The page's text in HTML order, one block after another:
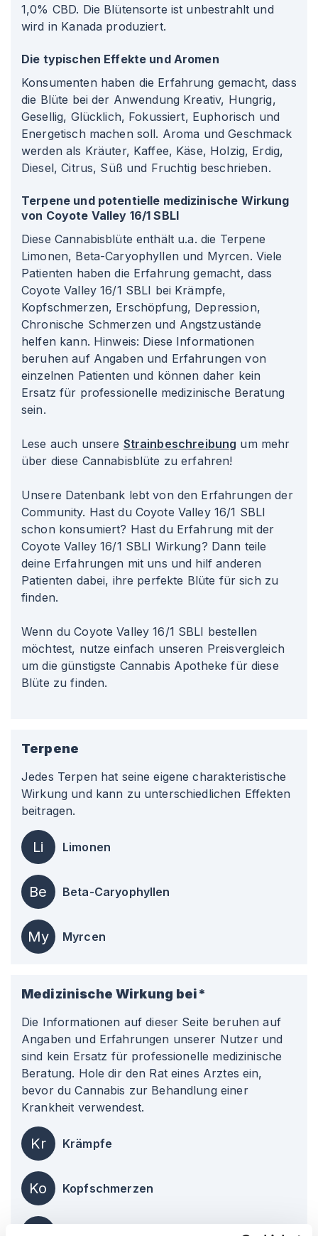
1,0% CBD. Die Blütensorte ist unbestrahlt und
wird in Kanada produziert.
Die typischen Effekte und Aromen
Konsumenten haben die Erfahrung gemacht, dass
die Blüte bei der Anwendung Kreativ, Hungrig,
Gesellig, Glücklich, Fokussiert, Euphorisch und
Energetisch machen soll. Aroma und Geschmack
werden als Kräuter, Kaffee, Käse, Holzig, Erdig,
Diesel, Citrus, Süß und Fruchtig beschrieben.
Terpene und potentielle medizinische Wirkung
von Coyote Valley 16/1 SBLI
Diese Cannabisblüte enthält u.a. die Terpene
Limonen, Beta-Caryophyllen und Myrcen. Viele
Patienten haben die Erfahrung gemacht, dass
Coyote Valley 16/1 SBLI bei Krämpfe,
Kopfschmerzen, Erschöpfung, Depression,
Chronische Schmerzen und Angstzustände
helfen kann. Hinweis: Diese Informationen
beruhen auf Angaben und Erfahrungen von
einzelnen Patienten und können daher kein
Ersatz für professionelle medizinische Beratung
sein.
Lese auch unsere Strainbeschreibung um mehr
über diese Cannabisblüte zu erfahren!
Unsere Datenbank lebt von den Erfahrungen der
Community. Hast du Coyote Valley 16/1 SBLI
schon konsumiert? Hast du Erfahrung mit der
Coyote Valley 16/1 SBLI Wirkung? Dann teile
deine Erfahrungen mit uns und hilf anderen
Patienten dabei, ihre perfekte Blüte für sich zu
finden.
Wenn du Coyote Valley 16/1 SBLI bestellen
möchtest, nutze einfach unseren Preisvergleich
um die günstigste Cannabis Apotheke für diese
Blüte zu finden.
Terpene
Jedes Terpen hat seine eigene charakteristische
Wirkung und kann zu unterschiedlichen Effekten
beitragen.
Li Limonen
Be Beta-Caryophyllen
My Myrcen
Medizinische Wirkung bei*
Die Informationen auf dieser Seite beruhen auf
Angaben und Erfahrungen unserer Nutzer und
sind kein Ersatz für professionelle medizinische
Beratung. Hole dir den Rat eines Arztes ein,
bevor du Cannabis zur Behandlung einer
Krankheit verwendest.
Kr Krämpfe
Ko Kopfschmerzen